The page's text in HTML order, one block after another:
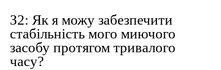
З2: Як я можу забезпечити
стабільність мого миючого
засобу протягом тривалого
часу?